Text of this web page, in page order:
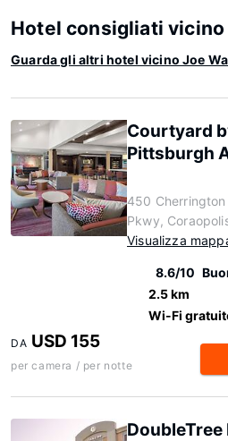
Hotel consigliati vicino
Guarda gli altri hotel vicino Joe
Courtyard
Pittsburgh
450 Cherrington
Pkwy,
Visualizza
8.6/10
2.5 km
Wi-Fi
DA USD 155
per camera / per notte
DoubleTree